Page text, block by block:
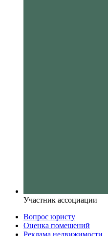
Участник ассоциации
Вопрос юристу
Оценка помещений